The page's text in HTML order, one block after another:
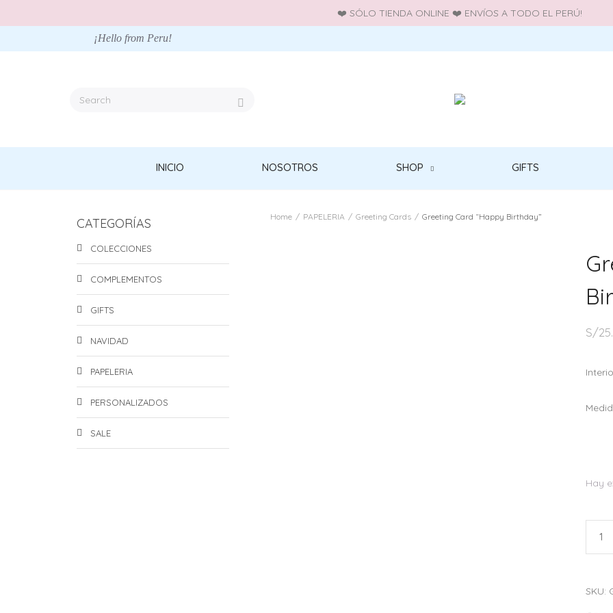
❤️ SÓLO TIENDA ONLINE ❤️ ENVÍOS A TODO EL PERÚ!
¡Hello from Peru!
INICIO NOSOTROS SHOP GIFTS
Home / PAPELERIA / Greeting Cards / Greeting Card “Happy Birthday”
S/
Hay
SKU:
CATEGORÍAS
COLECCIONES
COMPLEMENTOS
GIFTS
NAVIDAD
PAPELERIA
PERSONALIZADOS
SALE